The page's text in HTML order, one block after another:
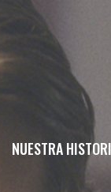
NUESTRA